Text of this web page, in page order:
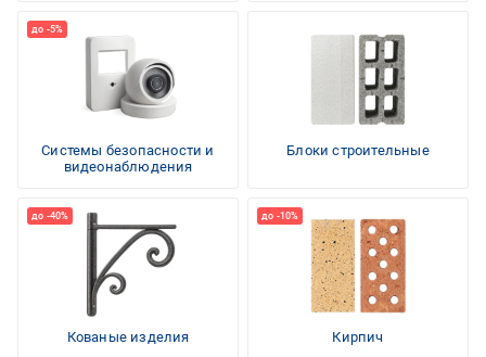
Системы безопасности и
видеонаблюдения
Блоки строительные
Кованые изделия Кирпич